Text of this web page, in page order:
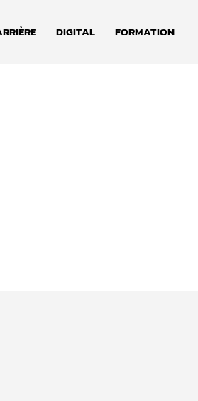
DIGITAL FORMATION